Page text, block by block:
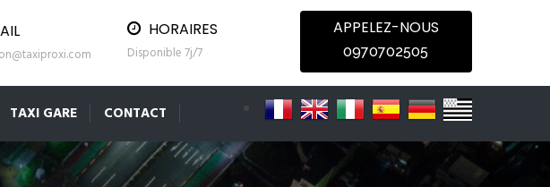
HORAIRES
Disponible 7j/7
APPELEZ-NOUS
0970702505
TAXI GARE CONTACT